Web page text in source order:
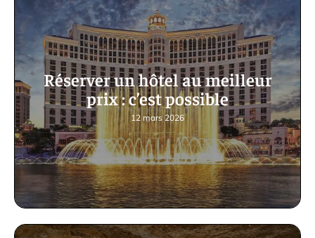
Réserver un hôtel au meilleur
prix : c’est possible
12 mars 2026